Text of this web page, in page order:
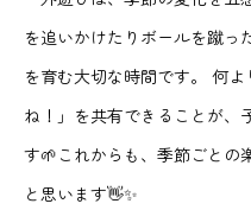
を追いかけたりボールを蹴っ
を育む大切な時間です。 何
ね！」を共有できることが、
す🌱これからも、季節ごとの
と思います👋✨